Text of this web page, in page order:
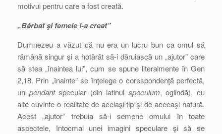
motivul pentru care a fost creată.
„Bărbat şi femeie i-a creat”
Dumnezeu a văzut că nu era un lucru bun ca omul să
rămână singur şi a hotărât să-i dăruiască un „ajutor” care
să stea „înaintea lui”, cum se spune literalmente în Gen
2,18. Prin „înainte” se înţelege o corespondenţă perfectă,
un pendantspecular (din latinul speculum, oglindă), cu
alte cuvinte o realitate de acelaşi tip şi de aceeaşi natură.
Acest „ajutor” trebuia să-i semene omului în toate
aspectele, întocmai unei imagini speculare şi să se